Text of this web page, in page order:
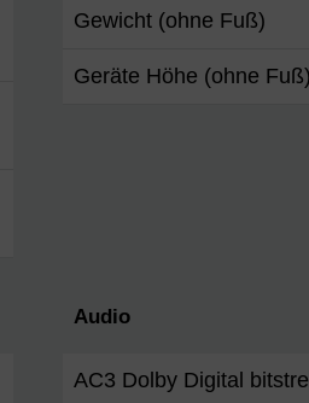
Gewicht (ohne Fuß)
Geräte Höhe (ohne
Audio
AC3 Dolby Digital